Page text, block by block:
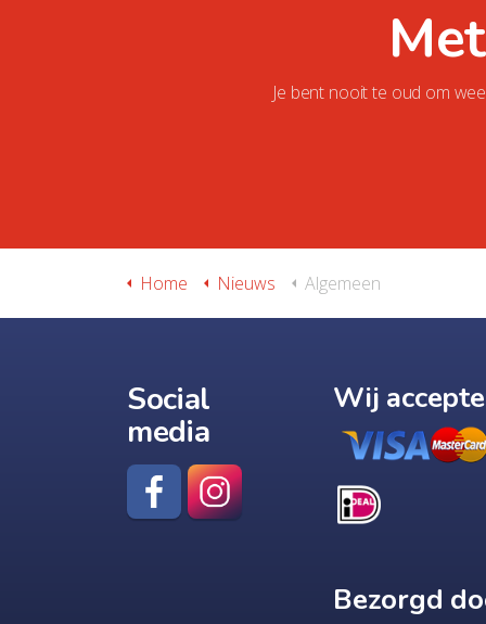
Je bent nooit te oud om
Home Nieuws Algemeen
Social
media
Wij
Bezorgd